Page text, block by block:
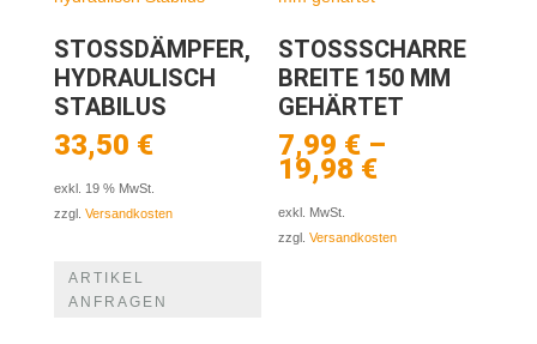
STOSSDÄMPFER,
HYDRAULISCH
STABILUS
33,50 €
exkl. 19 % MwSt.
zzgl. Versandkosten
ARTIKEL
ANFRAGEN
STOSSSCHARRE B
REITE 150 MM G
EHÄRTET
7,99 € –
19,98 €
exkl. MwSt.
zzgl.Versandkosten